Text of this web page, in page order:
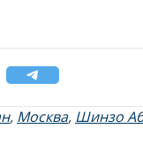
, Москва, Шинзо